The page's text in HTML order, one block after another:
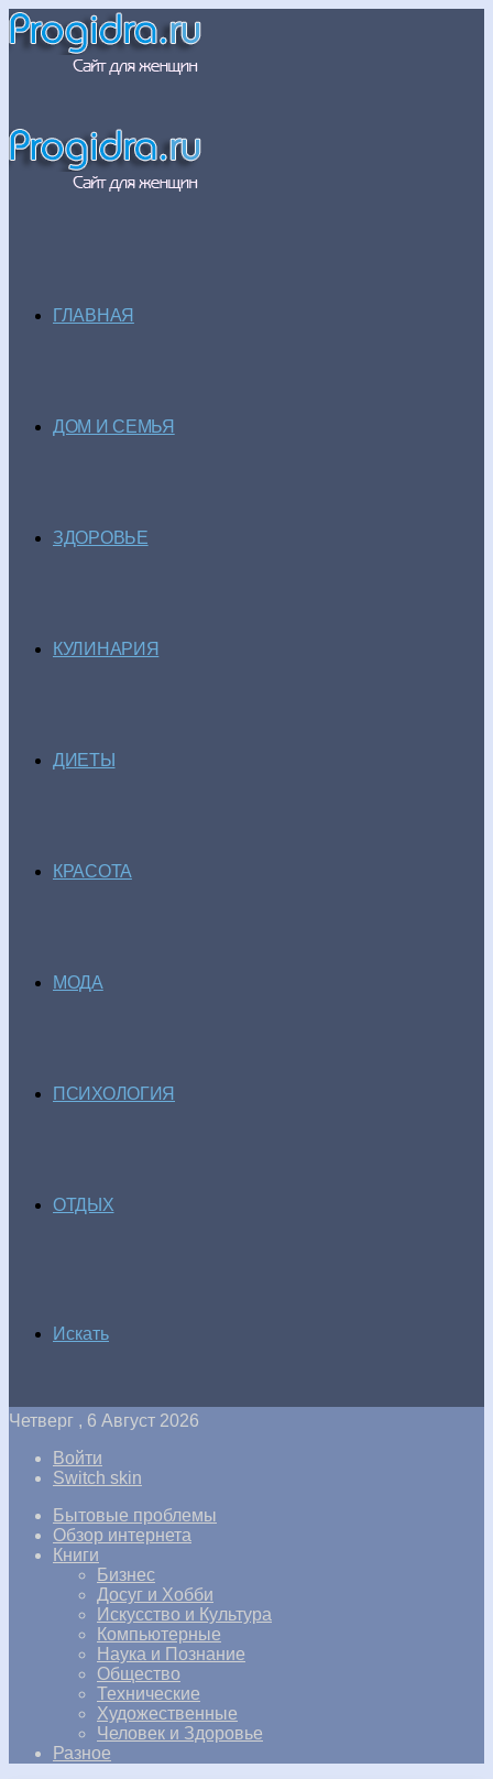
ГЛАВНАЯ
ДОМ И СЕМЬЯ
ЗДОРОВЬЕ
КУЛИНАРИЯ
ДИЕТЫ
КРАСОТА
МОДА
ПСИХОЛОГИЯ
ОТДЫХ
Искать
Четверг , 6 Август 2026
Войти
Switch skin
Бытовые проблемы
Обзор интернета
Книги
Бизнес
Досуг и Хобби
Искусство и Культура
Компьютерные
Наука и Познание
Общество
Технические
Художественные
Человек и Здоровье
Разное